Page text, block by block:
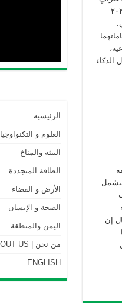
نوبل في الفيزياء لعام ٢٠٢٤
الذكاء
إن
الرئيسيه
العلوم و التكنواوجيا
البيئة والمناخ
الطاقة المتجددة
الأرض و الفضاء
الصحة و الإنسان
اليمن والمنطقة
من نحن | ABOUT US
ENGLISH